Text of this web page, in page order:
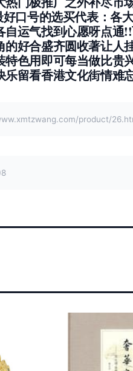
口号的选买代表：各
自运气找到心愿呀点通!!
好合盛齐圆收著让人
特色用即可每当做比贵
乐留看香港文化街情难
product/